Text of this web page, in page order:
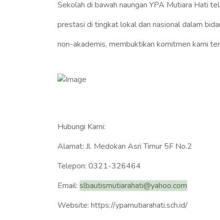
Sekolah di bawah naungan YPA Mutiara Hati
prestasi di tingkat lokal dan nasional dalam
non-akademis, membuktikan komitmen kami
Hubungi Kami:
Alamat: Jl. Medokan Asri Timur 5F No.2
Telepon: 0321-326464
Email: slbautismutiarahati@yahoo.com
Website: https://ypamutiarahati.sch.id/